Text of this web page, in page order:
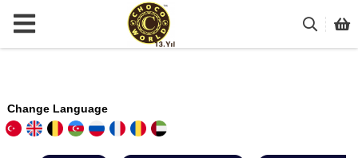
Change Language